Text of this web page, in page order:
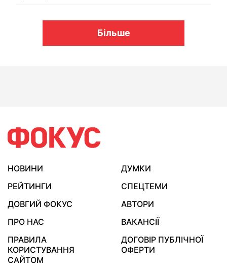
Більше
НОВИНИ
ДУМКИ
РЕЙТИНГИ
СПЕЦТЕМИ
ДОВГИЙ ФОКУС
АВТОРИ
ПРО НАС
ВАКАНСІЇ
ПРАВИЛА
КОРИСТУВАННЯ
САЙТОМ
ДОГОВІР ПУБЛІЧНОЇ
ОФЕРТИ